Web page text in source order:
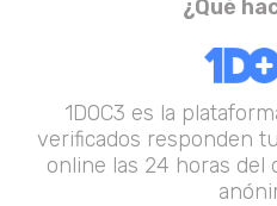
¿Qué
1DOC3 es la
verificados responden
online las 24 horas del